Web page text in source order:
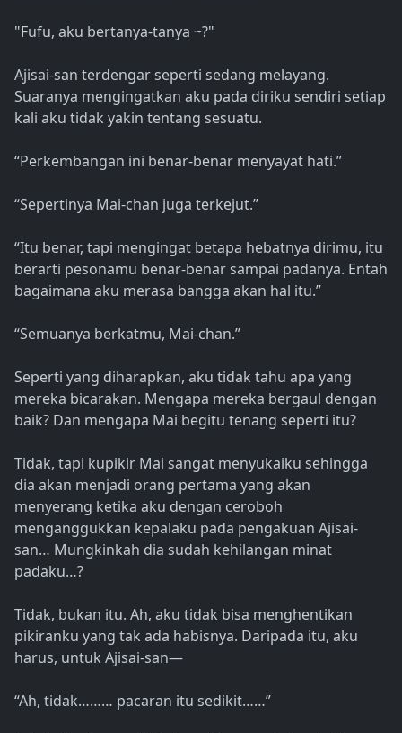
"Fufu, aku bertanya-tanya ~?"
Ajisai-san terdengar seperti sedang melayang.
Suaranya mengingatkan aku pada diriku sendiri setiap
kali aku tidak yakin tentang sesuatu.
“Perkembangan ini benar-benar menyayat hati.”
“Sepertinya Mai-chan juga terkejut.”
“Itu benar, tapi mengingat betapa hebatnya dirimu, itu
berarti pesonamu benar-benar sampai padanya. Entah
bagaimana aku merasa bangga akan hal itu.”
“Semuanya berkatmu, Mai-chan.”
Seperti yang diharapkan, aku tidak tahu apa yang
mereka bicarakan. Mengapa mereka bergaul dengan
baik? Dan mengapa Mai begitu tenang seperti itu?
Tidak, tapi kupikir Mai sangat menyukaiku sehingga
dia akan menjadi orang pertama yang akan
menyerang ketika aku dengan ceroboh
menganggukkan kepalaku pada pengakuan Ajisai-
san… Mungkinkah dia sudah kehilangan minat
padaku…?
Tidak, bukan itu. Ah, aku tidak bisa menghentikan
pikiranku yang tak ada habisnya. Daripada itu, aku
harus, untuk Ajisai-san—
“Ah, tidak……… pacaran itu sedikit……”